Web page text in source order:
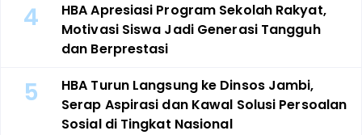
4
HBA Apresiasi Program Sekolah Rakyat,
Motivasi Siswa Jadi Generasi Tangguh
dan Berprestasi
5
HBA Turun Langsung ke Dinsos Jambi,
Serap Aspirasi dan Kawal Solusi Persoalan
Sosial di Tingkat Nasional